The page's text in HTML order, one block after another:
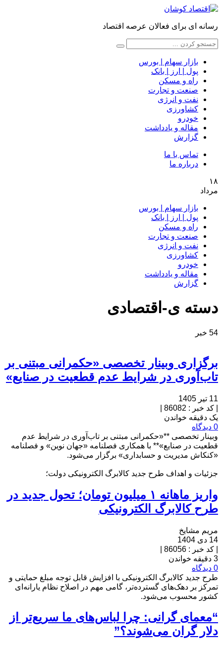
رسانه ای برای فعالان عرصه اقتصاد
بازار سهام | بورس
پول | ارز | بانک
راه و مسکن
صنعت و تجارت
نفت و انرژی
کشاورزی
خودرو
مقاله و یادداشت
گزارش
تماس با ما
درباره ما
۱۸
مرداد
بازار سهام | بورس
پول | ارز | بانک
راه و مسکن
صنعت و تجارت
نفت و انرژی
کشاورزی
خودرو
مقاله و یادداشت
گزارش
دسته ی-اقتصادی
54 خبر
برگزاری وبینار تخصصی «حکمرانی مبتنی بر
تاب‌آوری در شرایط عدم قطعیت در صنایع»
11 تیر 1405
کد خبر : 86082
یک دقیقه خواندن
0 دیدگاه
وبینار تخصصی **«حکمرانی مبتنی بر تاب‌آوری در شرایط عدم
قطعیت در صنایع»** با همکاری فصلنامه «جهان نوین» و فصلنامه
«کنکاش مدیریت و حسابداری» برگزار می‌شود.
جزئیات و اهداف طرح جدید کالابرگ الکترونیکی دولت؛
واریز ماهانه ۱ میلیون تومان؛ تحول جدید در
طرح کالابرگ الکترونیکی
مریم مشایخ
14 دی 1404
کد خبر : 86056
3 دقیقه خواندن
0 دیدگاه
طرح جدید کالابرگ الکترونیکی با افزایش قابل توجه مبلغ حمایتی و
تمرکز بر دهک‌های گسترده‌تر، گامی مهم در اصلاح نظام یارانه‌ای
کشور محسوب می‌شود.
“معمای گرانی: چرا لباس‌های ما سریع‌تر از
دلار گران می‌شوند؟”